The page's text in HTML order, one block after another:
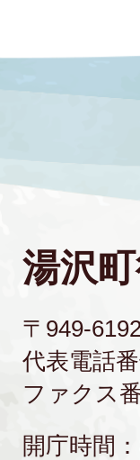
湯沢
〒949-
代表電話番
ファクス
開庁時間